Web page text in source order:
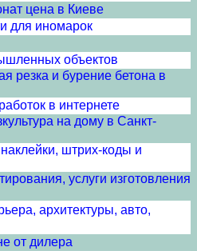
цена в Киеве
для иномарок
объектов
резка и бурение бетона в
в интернете
на дому в Санкт-
штрих-коды и
услуги изготовления
архитектуры, авто,
от дилера